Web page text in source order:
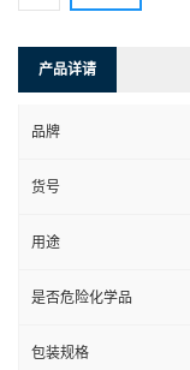
产品详请
品牌
货号
用途
是否危险化学品
包装规格